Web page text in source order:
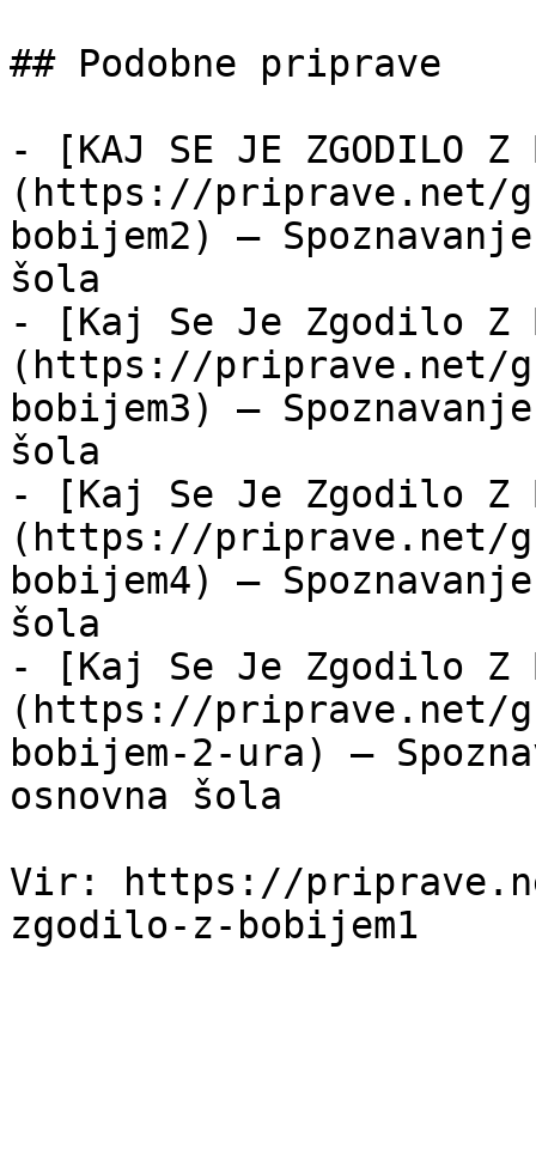
## Podobne priprave
- [KAJ SE JE ZGODILO Z
(https://priprave.net/
bobijem2) —
šola
- [Kaj Se Je Zgodilo Z
(https://priprave.net/
bobijem3) —
šola
- [Kaj Se Je Zgodilo Z
(https://priprave.net/
bobijem4) —
šola
- [Kaj Se Je Zgodilo Z
(https://priprave.net/
bobijem-2-ura) —
osnovna šola
Vir: https://